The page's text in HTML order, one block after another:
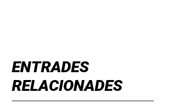
ENTRADES
RELACIONADES